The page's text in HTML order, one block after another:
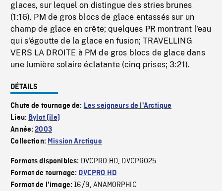
glaces, sur lequel on distingue des stries brunes
(1:16). PM de gros blocs de glace entassés sur un
champ de glace en crête; quelques PR montrant l'eau
qui s'égoutte de la glace en fusion; TRAVELLING
VERS LA DROITE à PM de gros blocs de glace dans
une lumière solaire éclatante (cinq prises; 3:21).
DÉTAILS
Chute de tournage de: Les seigneurs de l'Arctique
Lieu: Bylot (île)
Année:2003
Collection: Mission Arctique
Formats disponibles: DVCPRO HD, DVCPRO25
Format de tournage: DVCPRO HD
Format de l'image:16/9,ANAMORPHIC